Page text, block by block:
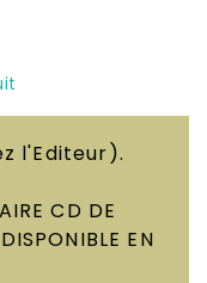
l'Editeur).
CD DE
EN